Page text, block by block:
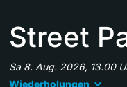
Street
Sa 8. Aug. 2026, 13.00
Wiederholungen